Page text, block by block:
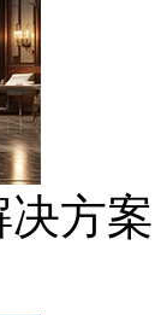
决方案